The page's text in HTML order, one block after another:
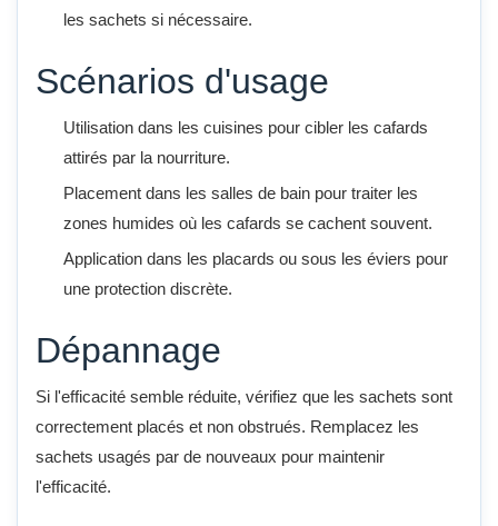
les sachets si nécessaire.
Scénarios d'usage
Utilisation dans les cuisines pour cibler les cafards
attirés par la nourriture.
Placement dans les salles de bain pour traiter les
zones humides où les cafards se cachent souvent.
Application dans les placards ou sous les éviers pour
une protection discrète.
Dépannage
Si l'efficacité semble réduite, vérifiez que les sachets sont
correctement placés et non obstrués. Remplacez les
sachets usagés par de nouveaux pour maintenir
l'efficacité.